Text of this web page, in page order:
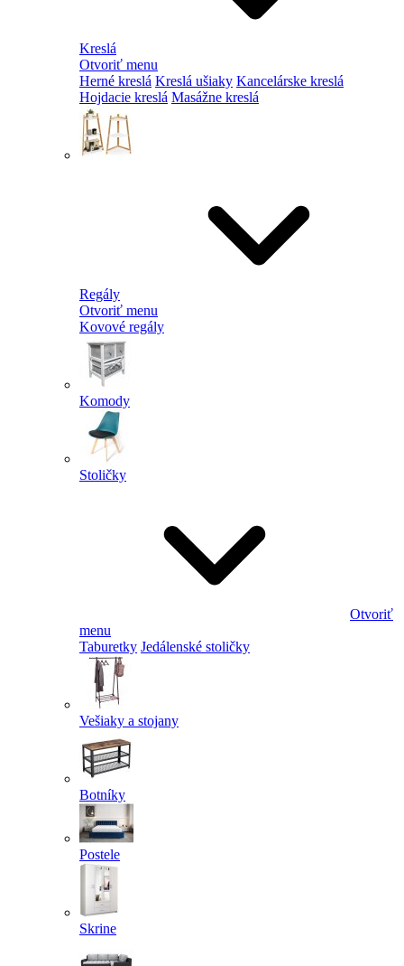
Kreslá
Otvoriť menu
Herné kreslá Kreslá ušiaky Kancelárske kreslá
Hojdacie kreslá Masážne kreslá
Regály
Otvoriť menu
Kovové regály
Komody
Stoličky
Otvoriť
menu
Taburetky Jedálenské stoličky
Vešiaky a stojany
Botníky
Postele
Skrine